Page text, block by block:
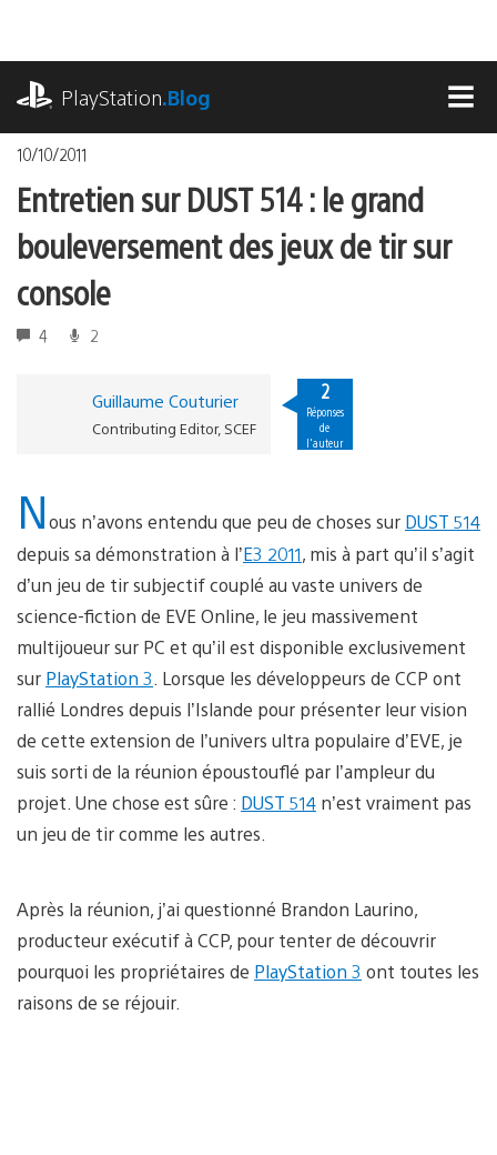
contenu
PlayStation.Blog
10/10/2011
Entretien sur DUST 514 : le grand
bouleversement des jeux de tir sur
console
4 2
Guillaume Couturier
Contributing Editor, SCEF
2
Réponses
de
l'auteur
Nous n’avons entendu que peu de choses sur DUST 514
depuis sa démonstration à l’E3 2011, mis à part qu’il s’agit
d’un jeu de tir subjectif couplé au vaste univers de
science-fiction de EVE Online, le jeu massivement
multijoueur sur PC et qu’il est disponible exclusivement
sur PlayStation 3 . Lorsque les développeurs de CCP ont
rallié Londres depuis l’Islande pour présenter leur vision
de cette extension de l’univers ultra populaire d’EVE, je
suis sorti de la réunion époustouflé par l’ampleur du
projet. Une chose est sûre : DUST 514 n’est vraiment pas
un jeu de tir comme les autres.
Après la réunion, j’ai questionné Brandon Laurino,
producteur exécutif à CCP, pour tenter de découvrir
pourquoi les propriétaires de PlayStation 3 ont toutes les
raisons de se réjouir.